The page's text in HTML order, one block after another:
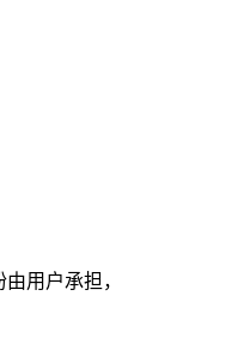
用户承担，